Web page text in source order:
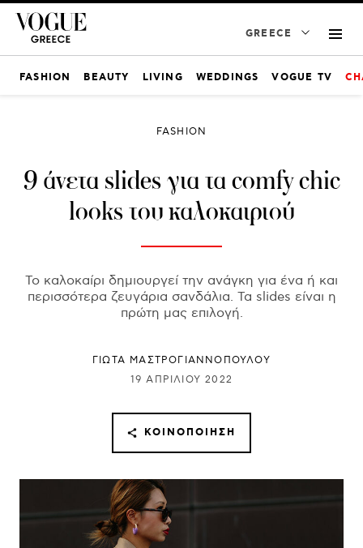
GREECE
FASHION BEAUTY LIVING WEDDINGS VOGUE TV
FASHION
9 άνετα slides για τα comfy chic
looks του καλοκαιριού
Το καλοκαίρι δημιουργεί την ανάγκη για ένα ή και
περισσότερα ζευγάρια σανδάλια. Τα slides είναι η
πρώτη μας επιλογή.
ΓΙΩΤΑ ΜΑΣΤΡΟΓΙΑΝΝΟΠΟΥΛΟΥ
19 ΑΠΡΙΛΊΟΥ 2022
ΚΟΙΝΟΠΟΊΗΣΗ